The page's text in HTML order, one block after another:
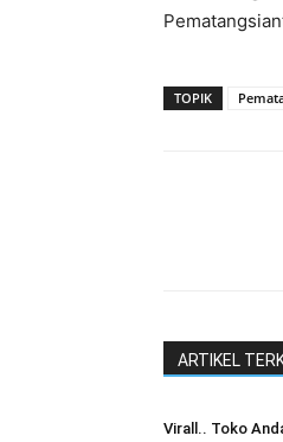
TOPIK
ARTIKEL
Virall.. Toko